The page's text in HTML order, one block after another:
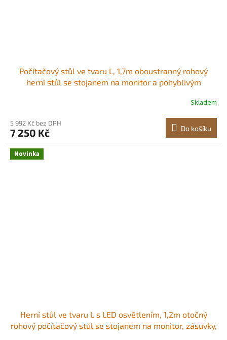
Počítačový stůl ve tvaru L, 1,7m oboustranný rohový
herní stůl se stojanem na monitor a pohyblivým
robustní pracovní stanice pro domácí kancelář - snadná
Skladem
5 992 Kč bez DPH
7 250 Kč Do košíku
Novinka
Herní stůl ve tvaru L s LED osvětlením, 1,2m otočný
rohový počítačový stůl se stojanem na monitor, zásuvky,